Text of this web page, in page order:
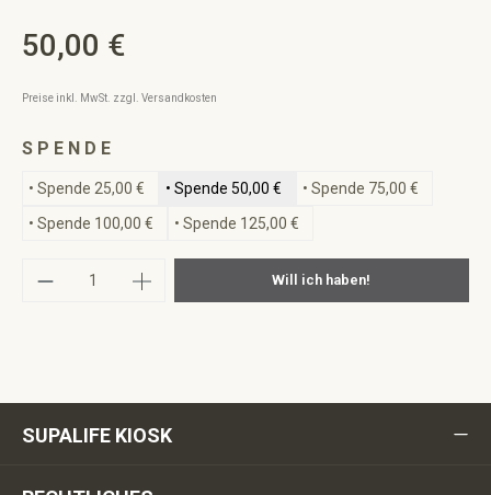
Regulärer Preis:
50,00 €
Preise inkl. MwSt. zzgl. Versandkosten
S P E N D Eauswählen
• Spende 25,00 € • Spende 50,00 €
• Spende 75,00 €
• Spende 100,00 €
• Spende 125,00 €
Produkt Anzahl: Gib den gewünschten
Will ich haben!
SUPALIFE KIOSK